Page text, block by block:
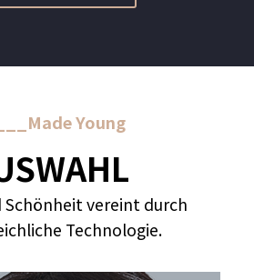
Young
Schönheit vereint durch
Technologie.